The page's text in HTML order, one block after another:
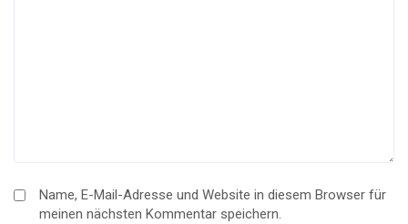
Name, E-Mail-Adresse und Website in diesem Browser für
meinen nächsten Kommentar speichern.